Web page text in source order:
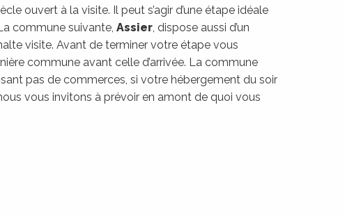
ouvert à la visite. Il peut s’agir d’une étape idéale
commune suivante, Assier , dispose aussi d’un
visite. Avant de terminer votre étape vous
commune avant celle d’arrivée. La commune
pas de commerces, si votre hébergement du soir
vous invitons à prévoir en amont de quoi vous